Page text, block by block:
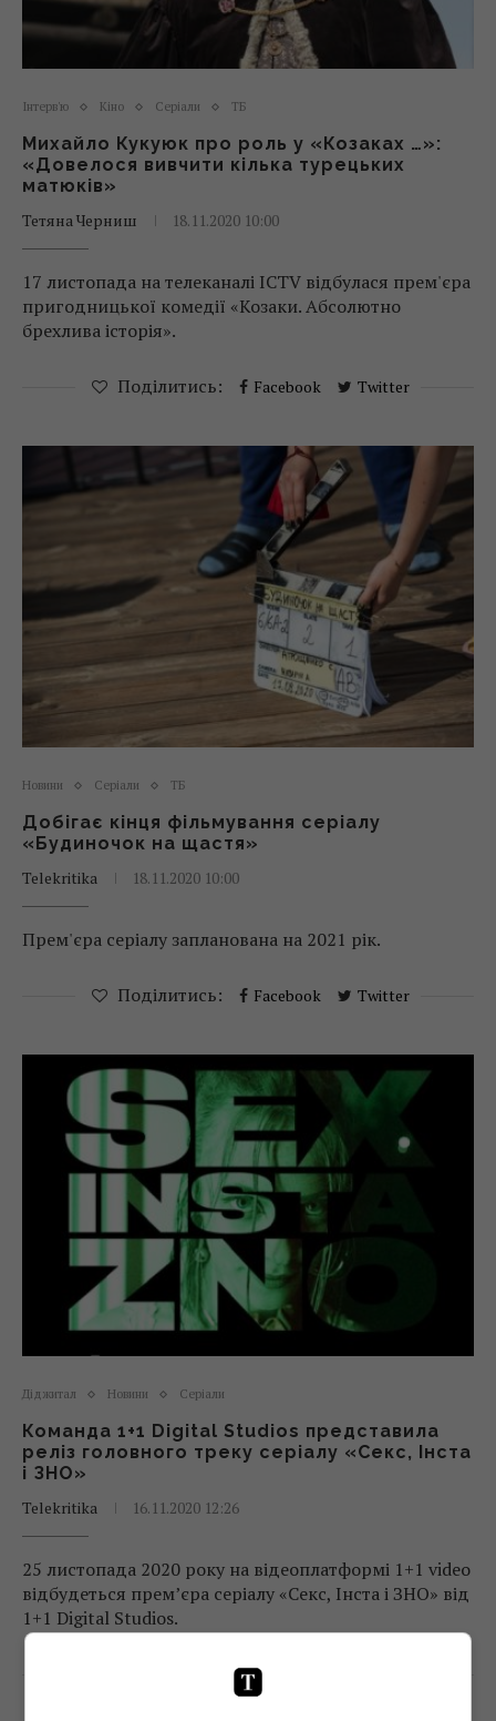
Інтерв'ю Кіно Серіали ТБ
Михайло Кукуюк про роль у «Козаках …»:
«Довелося вивчити кілька турецьких
матюків»
Тетяна Черниш
18.11.2020 10:00
17 листопада на телеканалі ICTV відбулася прем'єра
пригодницької комедії «Козаки. Абсолютно
брехлива історія».
Поділитись: Facebook Twitter
Новини Серіали ТБ
Добігає кінця фільмування серіалу
«Будиночок на щастя»
Telekritika
18.11.2020 10:00
Прем'єра серіалу запланована на 2021 рік.
Поділитись: Facebook Twitter
Діджитал Новини Серіали
Команда 1+1 Digital Studios представила
реліз головного треку серіалу «Секс, Інста
і ЗНО»
Telekritika
16.11.2020 12:26
25 листопада 2020 року на відеоплатформі 1+1 video
відбудеться прем’єра серіалу «Секс, Інста і ЗНО» від
1+1 Digital Studios.
Facebook